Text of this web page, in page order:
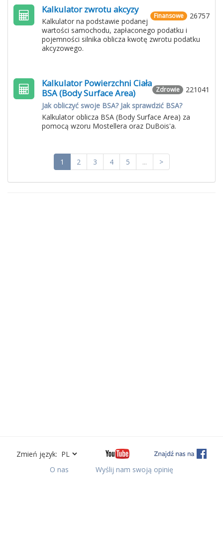
26757
Finansowe
Kalkulator zwrotu akcyzy
Kalkulator na podstawie podanej
wartości samochodu, zapłaconego podatku i
pojemności silnika oblicza kwotę zwrotu podatku
akcyzowego.
221041
Zdrowie
Kalkulator Powierzchni Ciała
BSA (Body Surface Area)
Jak obliczyć swoje BSA? Jak sprawdzić BSA?
Kalkulator oblicza BSA (Body Surface Area) za
pomocą wzoru Mostellera oraz DuBois'a.
1 2 3 4 5 ... >
Zmień język:
O nas
Wyślij nam swoją opinię